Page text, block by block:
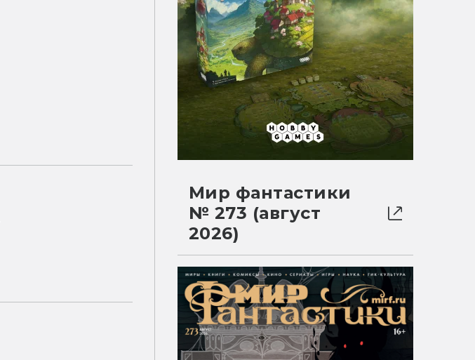
Мир фантастики
№ 273 (август
2026)